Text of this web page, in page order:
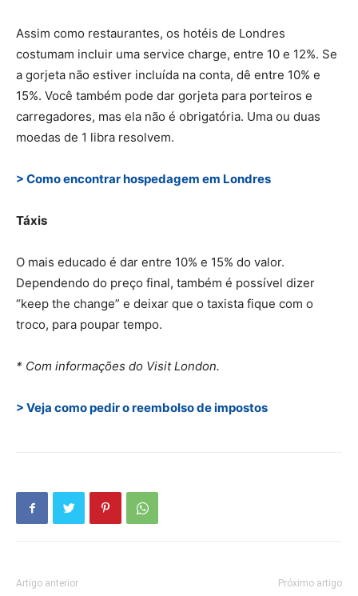
Assim como restaurantes, os hotéis de Londres
costumam incluir uma service charge, entre 10 e 12%. Se
a gorjeta não estiver incluída na conta, dê entre 10% e
15%. Você também pode dar gorjeta para porteiros e
carregadores, mas ela não é obrigatória. Uma ou duas
moedas de 1 libra resolvem.
> Como encontrar hospedagem em Londres
Táxis
O mais educado é dar entre 10% e 15% do valor.
Dependendo do preço final, também é possível dizer
“keep the change” e deixar que o taxista fique com o
troco, para poupar tempo.
* Com informações do Visit London.
> Veja como pedir o reembolso de impostos
Artigo anterior Próximo artigo